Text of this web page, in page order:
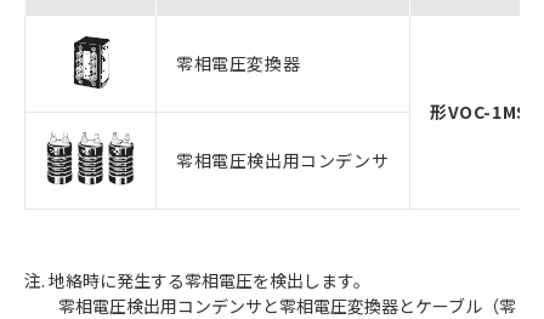
零相電圧変換器
形VOC-1MS2
零相電圧検出用コンデンサ
注. 地絡時に発生する零相電圧を検出します。
零相電圧検出用コンデンサと零相電圧変換器とケーブル（零